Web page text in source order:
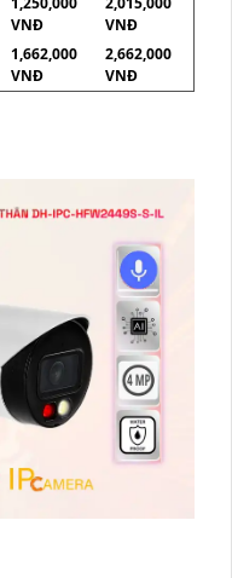
VNĐ
VNĐ
1,662,000
VNĐ
2,662,000
VNĐ